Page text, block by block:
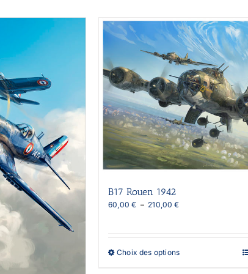
B17 Rouen 1942
60,00€ – 210,00€Plage
Choix des optionsCe